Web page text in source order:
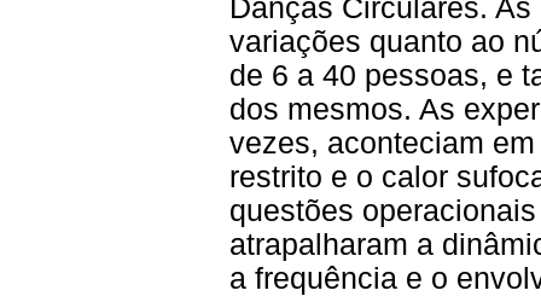
Danças Circulares.
variações quanto ao
de 6 a 40 pessoas, e
dos mesmos. As
vezes, aconteciam
restrito e o calor
questões
atrapalharam a
a frequência e o